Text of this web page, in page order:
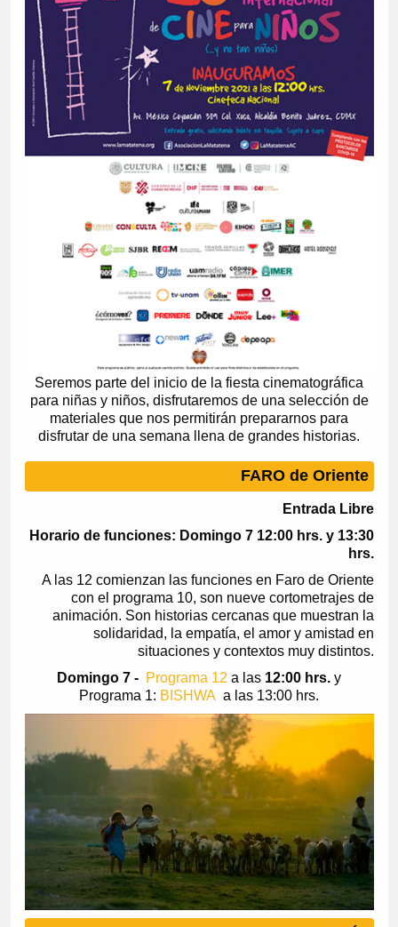
Seremos parte del inicio de la fiesta cinematográfica
para niñas y niños, disfrutaremos de una selección de
materiales que nos permitirán prepararnos para
disfrutar de una semana llena de grandes historias.
FARO de Oriente
Entrada Libre
Horario de funciones: Domingo 7 12:00 hrs. y 13:30
hrs.
A las 12 comienzan las funciones en Faro de Oriente
con el programa 10, son nueve cortometrajes de
animación. Son historias cercanas que muestran la
solidaridad, la empatía, el amor y amistad en
situaciones y contextos muy distintos.
Domingo 7 - Programa 12 a las 12:00 hrs. y
Programa 1: BISHWA a las 13:00 hrs.